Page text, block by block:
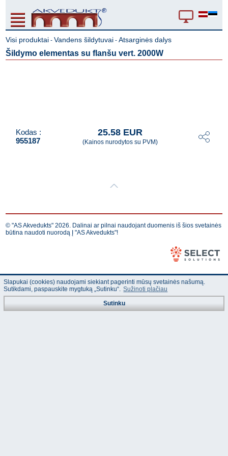
Visi produktai -Vandens šildytuvai -Atsarginės dalys
Šildymo elementas su flanšu vert. 2000W
Kodas :
955187
25.58 EUR
(Kainos nurodytos su PVM)
© "AS Akvedukts" 2026. Dalinai ar pilnai naudojant duomenis iš šios svetainės
būtina naudoti nuorodą Į "AS Akvedukts"!
Slapukai (cookies) naudojami siekiant pagerinti mūsų svetainės našumą.
Sutikdami, paspauskite mygtuką „Sutinku“. Sužinoti plačiau
Sutinku